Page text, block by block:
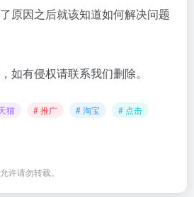
原因之后就该知道如何解决问题
如有侵权请联系我们删除。
猫 # 推广 # 淘宝
# 点击
许请勿转载。